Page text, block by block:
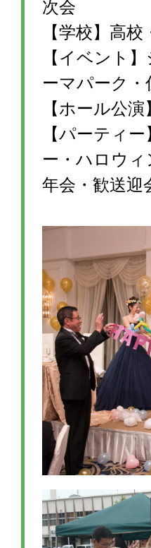
次会
【学校】高
【イベント
ーマパーク
【ホール公
【パーティ
ー・ハロウ
年会・歓送迎